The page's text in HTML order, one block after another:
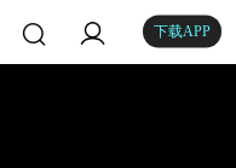
下载APP